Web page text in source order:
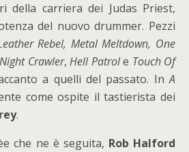
carriera dei Judas Priest,
del nuovo drummer. Pezzi
Rebel, Metal Meltdown, One
Night Crawler, Hell Patrole Touch Of
a quelli del passato. InA
come ospite il tastierista dei
.
che ne è seguita, Rob Halford